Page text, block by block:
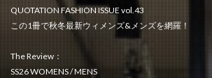
QUOTATION FASHION ISSUE vol.43
この1冊で秋冬最新ウィメンズ&メンズを網羅！
The Review：
SS26 WOMENS / MENS